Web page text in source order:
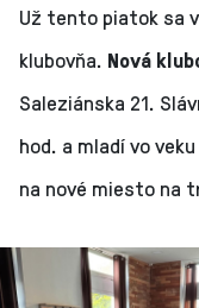
Už tento piatok sa
klubovňa. Nová
Saleziánska 21.
hod. a mladí vo
na nové miesto na